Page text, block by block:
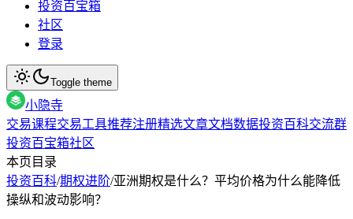
投资百宝箱
社区
登录
Toggle theme
小隐寺
交易课程交易工具推荐注册精选文章文档数据投资百科交流群
投资百宝箱社区
本页目录
投资百科/期权进阶/亚洲期权是什么？平均价格为什么能降低
操纵和波动影响？